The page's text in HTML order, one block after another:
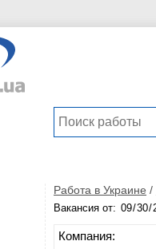
Работа в Украине /
Вакансия от:
Компания: